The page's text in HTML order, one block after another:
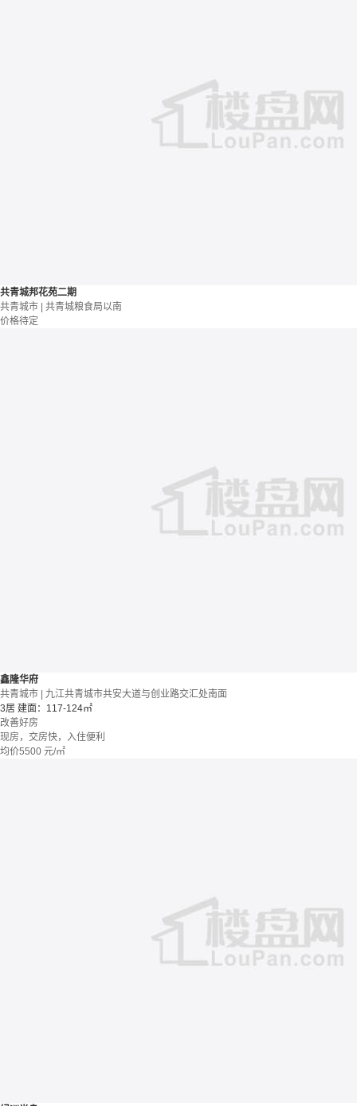
共青城邦花苑二期
共青城市 | 共青城粮食局以南
价格待定
鑫隆华府
共青城市 | 九江共青城市共安大道与创业路交汇处南面
3居 建面：117-124㎡
改善好房
现房，交房快，入住便利
均价5500 元/㎡